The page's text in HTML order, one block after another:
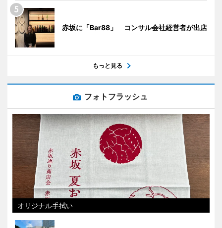
赤坂に「Bar88」 コンサル会社経営者が出店
もっと見る
フォトフラッシュ
オリジナル手拭い